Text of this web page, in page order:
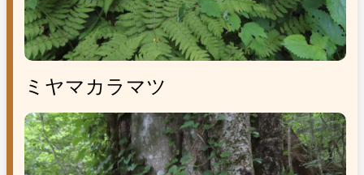
ミヤマカラマツ